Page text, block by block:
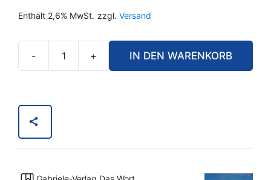
Enthält 2,6% MwSt. zzgl. Versand
-
Zeit
+ IN DEN WARENKORB